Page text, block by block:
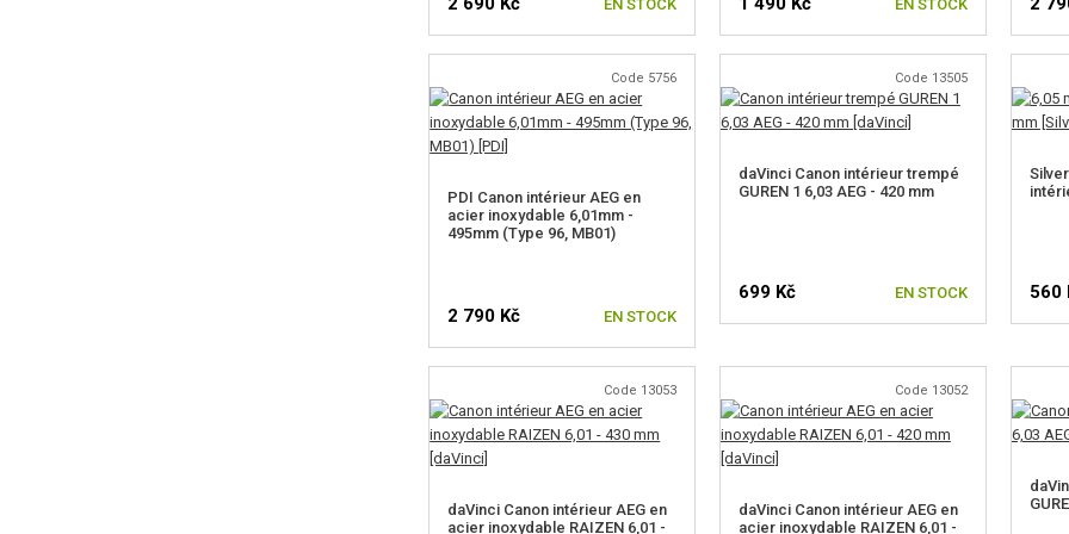
EN STOCK EN STOCK
Code 5756
PDI Canon intérieur AEG en
acier inoxydable 6,01mm -
495mm (Type 96, MB01)
2 790 Kč EN STOCK
Code 13505
daVinci Canon intérieur trempé
GUREN 1 6,03 AEG - 420 mm
699 Kč EN STOCK 560
Code 13053
daVinci Canon intérieur AEG en
acier inoxydable RAIZEN 6,01 -
Code 13052
daVinci Canon intérieur AEG en
acier inoxydable RAIZEN 6,01 -